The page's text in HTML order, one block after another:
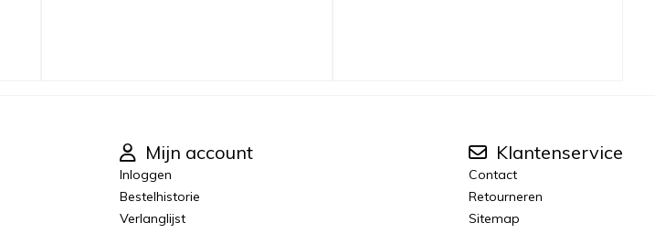
Mijn account
Inloggen
Bestelhistorie
Verlanglijst
Klantenservice
Contact
Retourneren
Sitemap